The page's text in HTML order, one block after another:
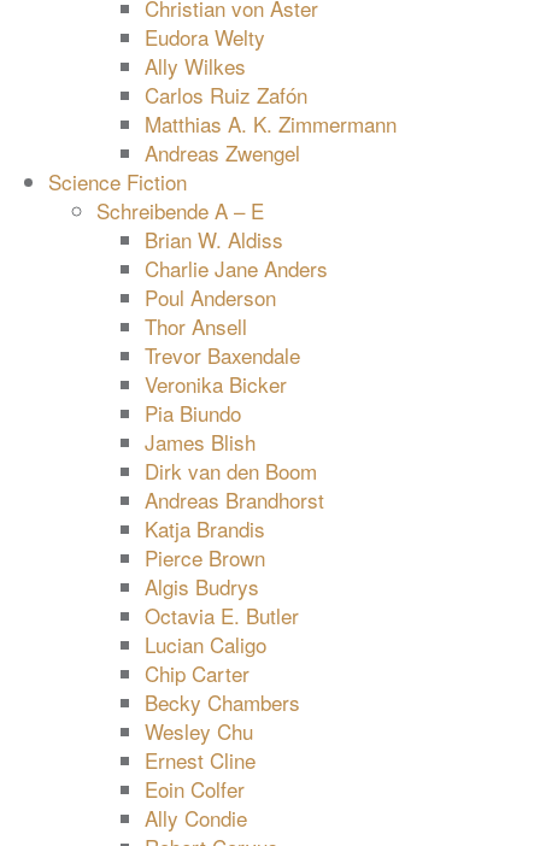
Christian von Aster
Eudora Welty
Ally Wilkes
Carlos Ruiz Zafón
Matthias A. K. Zimmermann
Andreas Zwengel
Science Fiction
Schreibende A – E
Brian W. Aldiss
Charlie Jane Anders
Poul Anderson
Thor Ansell
Trevor Baxendale
Veronika Bicker
Pia Biundo
James Blish
Dirk van den Boom
Andreas Brandhorst
Katja Brandis
Pierce Brown
Algis Budrys
Octavia E. Butler
Lucian Caligo
Chip Carter
Becky Chambers
Wesley Chu
Ernest Cline
Eoin Colfer
Ally Condie